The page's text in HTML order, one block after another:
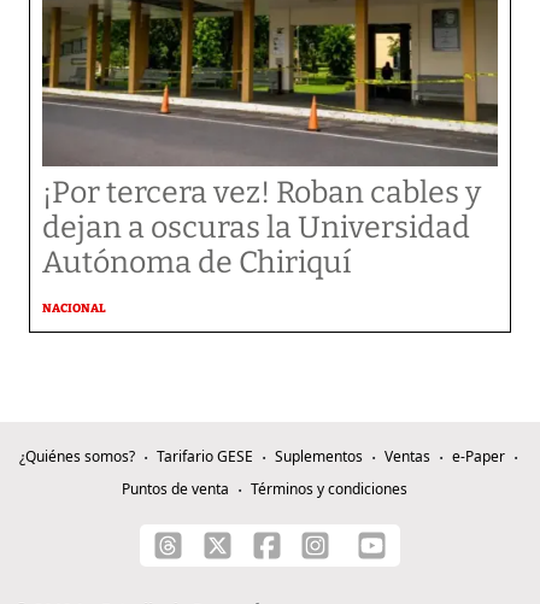
¡Por tercera vez! Roban cables y
dejan a oscuras la Universidad
Autónoma de Chiriquí
NACIONAL
¿Quiénes somos? Tarifario GESE Suplementos Ventas
e-Paper
Puntos de venta
Términos y condiciones